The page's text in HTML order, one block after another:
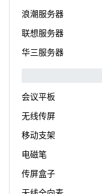
浪潮服务器
联想服务器
华三服务器
会议平板
无线传屏
移动支架
电磁笔
传屏盒子